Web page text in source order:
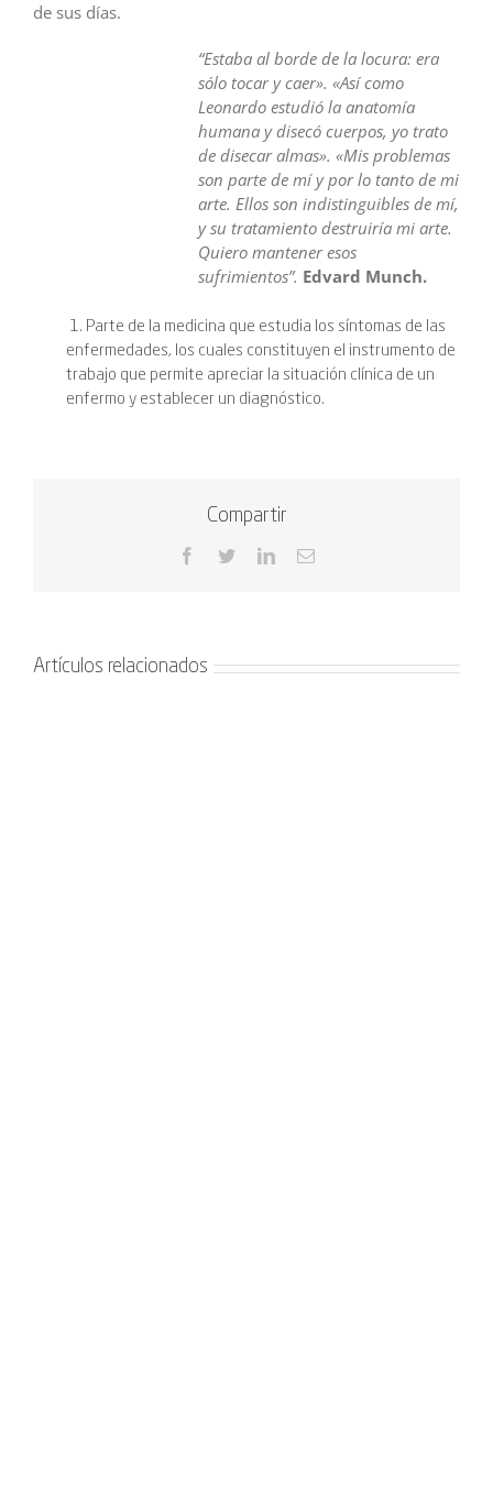
de sus días.
“Estaba al borde de la locura: era
sólo tocar y caer». «Así como
Leonardo estudió la anatomía
humana y disecó cuerpos, yo trato
de disecar almas». «Mis problemas
son parte de mí y por lo tanto de mi
arte. Ellos son indistinguibles de mí,
y su tratamiento destruiría mi arte.
Quiero mantener esos
sufrimientos”. Edvard Munch.
1. Parte de la medicina que estudia los síntomas de las
enfermedades, los cuales constituyen el instrumento de
trabajo que permite apreciar la situación clínica de un
enfermo y establecer un diagnóstico.
Compartir
Facebook
TwitterLinkedInCorreo
Artículos relacionados